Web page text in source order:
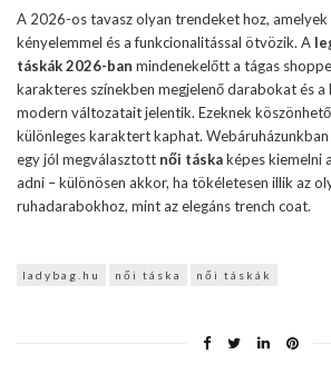
A 2026-os tavasz olyan trendeket hoz, amelyek
kényelemmel és a funkcionalitással ötvözik. A
táskák 2026-ban mindenekelőtt a tágas
karakteres színekben megjelenő darabokat és a
modern változatait jelentik. Ezeknek
különleges karaktert kaphat.
egy jól megválasztott női táskaképes kiemelni
adni – különösen akkor, ha tökéletesen illik az
ruhadarabokhoz, mint az elegáns trench coat.
ladybag.hu női táska női táskák